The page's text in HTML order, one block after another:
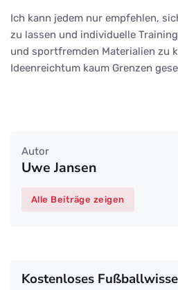
Ich kann jedem nur empfehlen,
zu lassen und individuelle
und sportfremden Materialien zu
Ideenreichtum kaum Grenzen
Autor
Uwe Jansen
Alle Beiträge zeigen
Kostenloses